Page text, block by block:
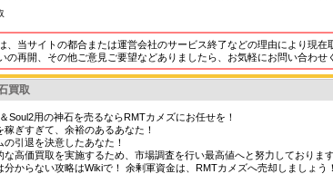
、当サイトの都合または運営会社のサービス終了などの理由により現在
の再開、その他ご意見ご要望などありましたら、お気軽にお問い合わせ
買取
Soul2用の神石を売るならRMTカメズにお任せを！
稼ぎすぎて、余裕のあるあなた！
の引退を決意したあなた！
な高価買取を実施するため、市場調査を行い最高値へと努力しておりま
分からない攻略はWikiで！ 余剰軍資金は、RMTカメズへ売却しましょう！